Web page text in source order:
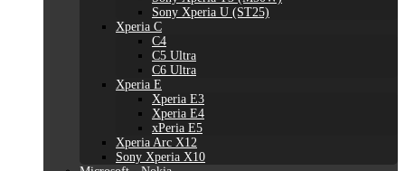
Sony Xperia U (ST25)
Xperia C
C4
C5 Ultra
C6 Ultra
Xperia E
Xperia E3
Xperia E4
xPeria E5
Xperia Arc X12
Sony Xperia X10